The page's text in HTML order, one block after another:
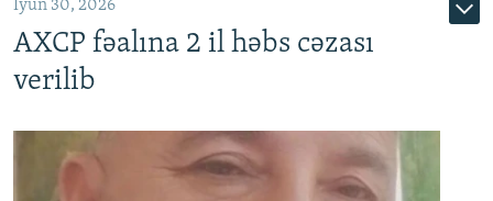
İyun 30, 2026
AXCP fəalına 2 il həbs cəzası
verilib